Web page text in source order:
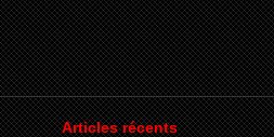
Articles récents